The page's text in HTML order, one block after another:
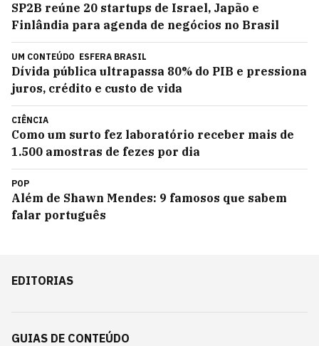
SP2B reúne 20 startups de Israel, Japão e
Finlândia para agenda de negócios no Brasil
UM CONTEÚDO ESFERA BRASIL
Dívida pública ultrapassa 80% do PIB e pressiona
juros, crédito e custo de vida
CIÊNCIA
Como um surto fez laboratório receber mais de
1.500 amostras de fezes por dia
POP
Além de Shawn Mendes: 9 famosos que sabem
falar português
EDITORIAS
GUIAS DE CONTEÚDO